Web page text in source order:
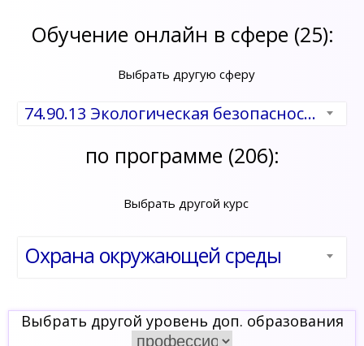
Обучение онлайн в сфере (25):
Выбрать другую сферу
74.90.13 Экологическая безопасность
по программе (206):
Выбрать другой курс
Охрана окружающей среды
Выбрать другой уровень доп. образования